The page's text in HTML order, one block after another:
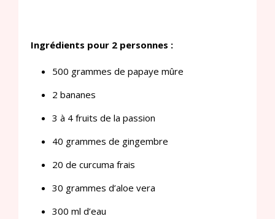
Ingrédients pour 2 personnes :
500 grammes de papaye mûre
2 bananes
3 à 4 fruits de la passion
40 grammes de gingembre
20 de curcuma frais
30 grammes d’aloe vera
300 ml d’eau